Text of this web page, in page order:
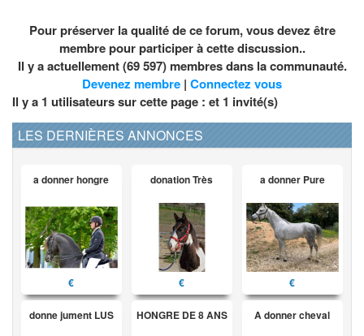
Pour préserver la qualité de ce forum, vous devez être
membre pour participer à cette discussion..
Il y a actuellement (69 597) membres dans la communauté.
Devenez membre | Connectez vous
Il y a 1 utilisateurs sur cette page : et 1 invité(s)
LES DERNIÈRES ANNONCES
a donner hongre
€
donation Très
€
a donner Pure
€
donne jument LUS HONGRE DE 8 ANS A donner cheval